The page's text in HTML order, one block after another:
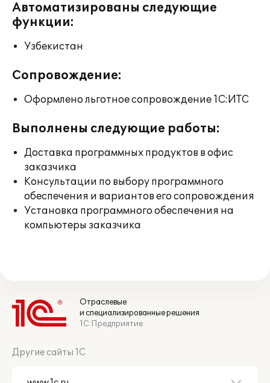
Автоматизированы следующие
функции:
Узбекистан
Сопровождение:
Оформлено льготное сопровождение 1С:ИТС
Выполнены следующие работы:
Доставка программных продуктов в офис
заказчика
Консультации по выбору программного
обеспечения и вариантов его сопровождения
Установка программного обеспечения на
компьютеры заказчика
Отраслевые
и специализированные решения
1С:Предприятие
Другие сайты 1С